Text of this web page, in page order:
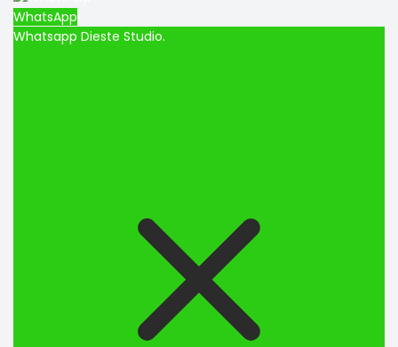
WhatsApp
Whatsapp Dieste Studio.